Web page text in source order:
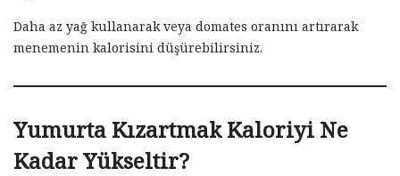
Daha az yağ kullanarak veya domates oranını artırarak
menemenin kalorisini düşürebilirsiniz.
Yumurta Kızartmak Kaloriyi Ne
Kadar Yükseltir?